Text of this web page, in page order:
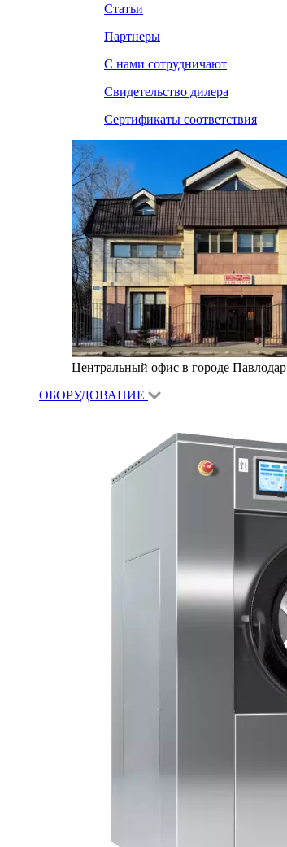
Статьи
Партнеры
С нами сотрудничают
Свидетельство дилера
Сертификаты соответствия
Центральный офис в городе
ОБОРУДОВАНИЕ